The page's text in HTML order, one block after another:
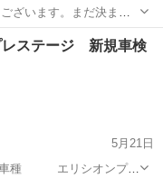
ざいます。まだ決まっ
いただきます。 8/14※
カスタムした上で、か
ージ
ステージ 新規車検
5月21日
車種 エリシオンプレ